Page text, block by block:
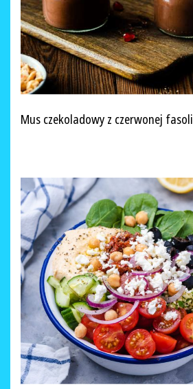
Mus czekoladowy z czerwonej fasoli